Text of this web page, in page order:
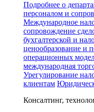
Подробнее о
персоналом и
Международное
сопровождение
бухгалтерской и
ценообразование и
операционных
международная
Урегулирование
клиентам
Консалтинг,